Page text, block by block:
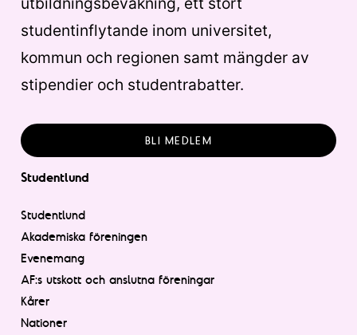
studentinflytande inom universitet,
kommun och regionen samt mängder av
stipendier och studentrabatter.
BLI MEDLEM
Studentlund
Studentlund
Akademiska föreningen
Evenemang
AF:s utskott och anslutna föreningar
Kårer
Nationer